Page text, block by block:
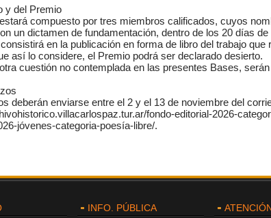
y del Premio
compuesto por tres miembros calificados, cuyos
un dictamen de fundamentación, dentro de los 20 días
en la publicación en forma de libro del trabajo
así lo considere, el Premio podrá ser declarado desierto.
cuestión no contemplada en las presentes Bases,
deberán enviarse entre el 2 y el 13 de noviembre del
fondo-editorial-2026-
jóvenes-categoria-poesía-libre/.
INFO. PÚBLICA